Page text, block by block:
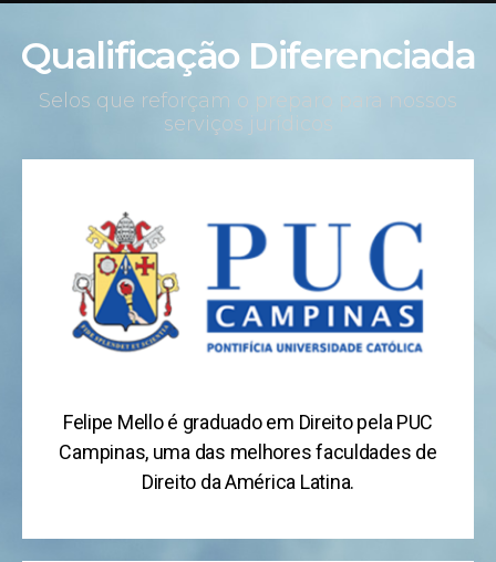
Qualificação Diferenciada
Selos que reforçam o preparo para nossos
serviços jurídicos
Felipe Mello é graduado em Direito pela PUC
Campinas, uma das melhores faculdades de
Direito da América Latina.